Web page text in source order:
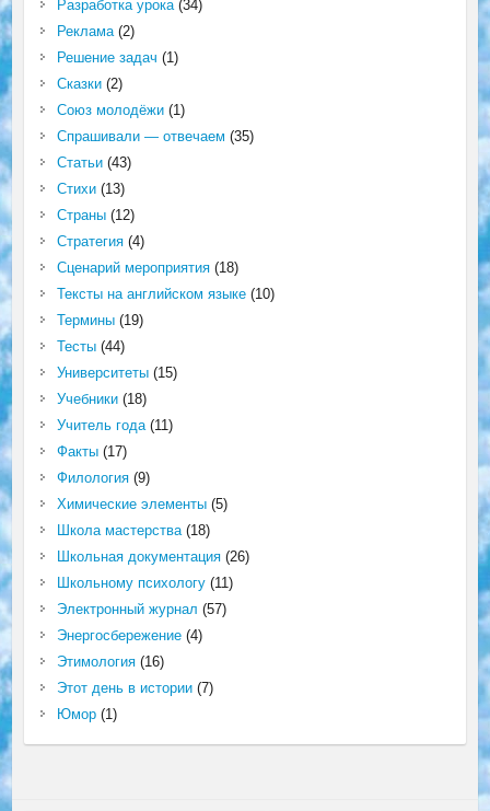
Разработка урока(34)
Реклама(2)
Решение задач (1)
Сказки(2)
Союз молодёжи(1)
Спрашивали — отвечаем (35)
Статьи(43)
Стихи(13)
Страны(12)
Стратегия(4)
Сценарий мероприятия(18)
Тексты на английском языке(10)
Термины(19)
Тесты(44)
Университеты(15)
Учебники(18)
Учитель года(11)
Факты(17)
Филология(9)
Химические элементы(5)
Школа мастерства(18)
Школьная документация(26)
Школьному психологу(11)
Электронный журнал (57)
Энергосбережение(4)
Этимология(16)
Этот день в истории(7)
Юмор(1)